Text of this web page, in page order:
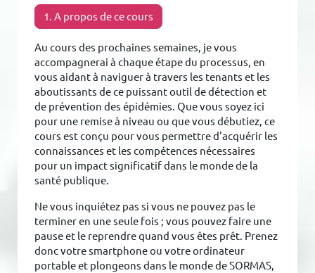
1. A propos de ce cours
Au cours des prochaines semaines, je vous
accompagnerai à chaque étape du processus, en
vous aidant à naviguer à travers les tenants et les
aboutissants de ce puissant outil de détection et
de prévention des épidémies. Que vous soyez ici
pour une remise à niveau ou que vous débutiez, ce
cours est conçu pour vous permettre d'acquérir les
connaissances et les compétences nécessaires
pour un impact significatif dans le monde de la
santé publique.
Ne vous inquiétez pas si vous ne pouvez pas le
terminer en une seule fois ; vous pouvez faire une
pause et le reprendre quand vous êtes prêt. Prenez
donc votre smartphone ou votre ordinateur
portable et plongeons dans le monde de SORMAS,